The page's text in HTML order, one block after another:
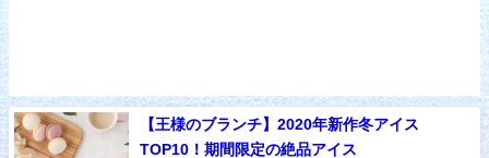
【王様のブランチ】2020年新作冬アイス
TOP10！期間限定の絶品アイス